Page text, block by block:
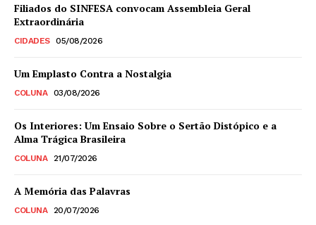
Filiados do SINFESA convocam Assembleia Geral
Extraordinária
CIDADES 05/08/2026
Um Emplasto Contra a Nostalgia
COLUNA 03/08/2026
Os Interiores: Um Ensaio Sobre o Sertão Distópico e a
Alma Trágica Brasileira
COLUNA 21/07/2026
A Memória das Palavras
COLUNA 20/07/2026